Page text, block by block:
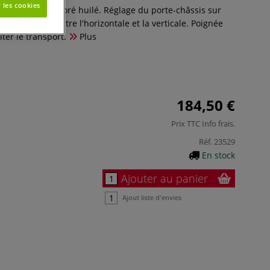
en hêtre évaporé huilé. Réglage du porte-châssis sur
comprises entre l'horizontale et la verticale. Poignée
le transport.
Plus
184,50 €
Prix TTC Info frais.
Réf.23529
En stock
Ajouter au panier
Ajout liste d'envies
cookies